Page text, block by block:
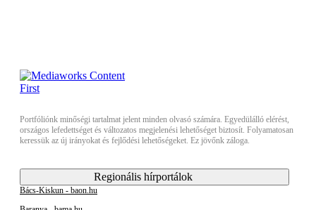
Portfóliónk minőségi tartalmat jelent minden olvasó számára. Egyedülálló elérést,
országos lefedettséget és változatos megjelenési lehetőséget biztosít. Folyamatosan
keressük az új irányokat és fejlődési lehetőségeket. Ez jövőnk záloga.
Regionális hírportálok
Bács-Kiskun - baon.hu